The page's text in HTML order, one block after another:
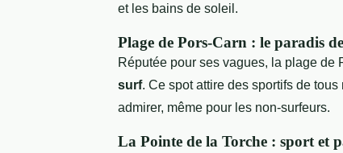
et les bains de soleil.
Plage de Pors-Carn : le paradis
Réputée pour ses vagues, la plage
surf. Ce spot attire des sportifs de
admirer, même pour les non-surfeurs.
La Pointe de la Torche : sport et